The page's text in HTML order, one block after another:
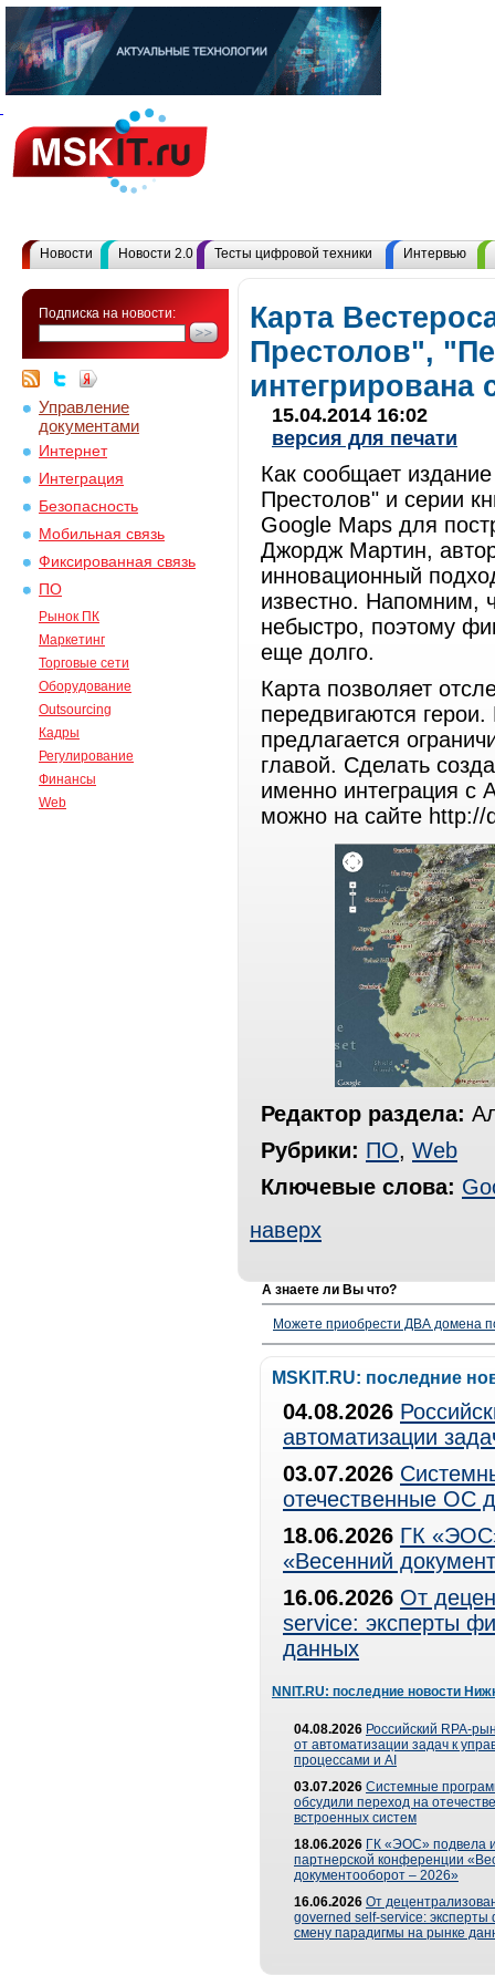
Новости Новости 2.0 Тесты цифровой техники Интервью
Подписка на новости:
Управление
документами
Интернет
Интеграция
Безопасность
Мобильная связь
Фиксированная связь
ПО
Рынок ПК
Маркетинг
Торговые сети
Оборудование
Outsourcing
Кадры
Регулирование
Финансы
Web
Карта
Престолов",
интегрирована
15.04.2014 16:02
версия для печати
Как сообщает
Престолов" и серии
Google Maps для
Джордж Мартин,
инновационный
известно. Напомним,
небыстро, поэтому
еще долго.
Карта позволяет
передвигаются
предлагается
главой. Сделать
именно интеграция с
можно на сайте http://
Редактор раздела:
Рубрики: ПО, Web
Ключевые слова:
наверх
А знаете ли Вы что?
Можете приобрести ДВА домена
MSKIT.RU: последние
04.08.2026
автоматизации
03.07.2026
отечественные ОС
18.06.2026 ГК
«Весенний
16.06.2026 От
service: эксперты
данных
NNIT.RU: последние новости
04.08.2026 Российский RPA-
от автоматизации задач к
процессами и AI
03.07.2026 Системные
обсудили переход на
встроенных систем
18.06.2026 ГК «ЭОС» подвела
партнерской конференции
документооборот – 2026»
16.06.2026 От
governed self-service: эксперты
смену парадигмы на рынке